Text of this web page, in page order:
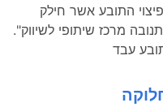
לפיצוי התובע אשר חילק
מרכז שיתופי לשיווק".